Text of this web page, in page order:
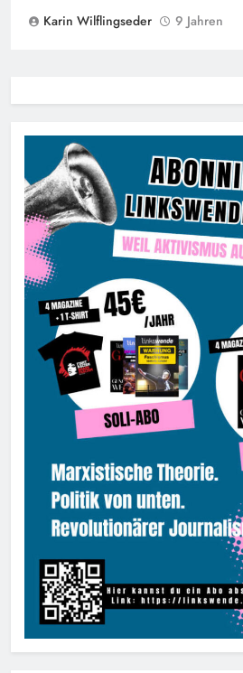
Karin Wilflingseder
9 Jahren